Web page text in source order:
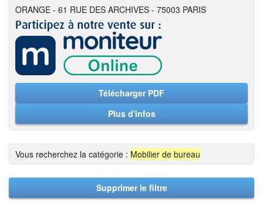
ORANGE - 61 RUE DES ARCHIVES - 75003 PARIS
Télécharger PDF
Plus d'infos
Vous recherchez la catégorie : Mobilier de bureau
Supprimer le filtre